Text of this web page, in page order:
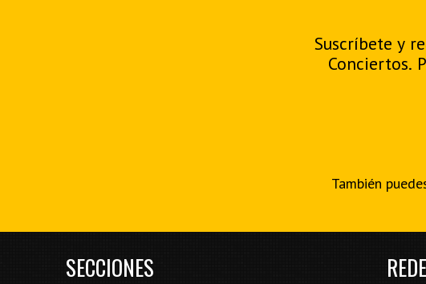
Suscríbete y
Conciertos.
También
SECCIONES